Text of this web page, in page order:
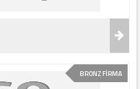
BRONZ FİRMA